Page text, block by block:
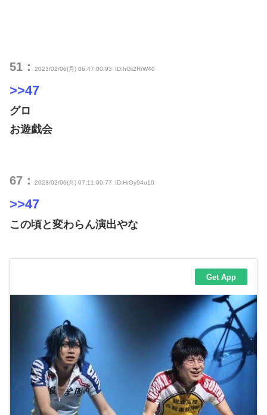
51： 2023/02/06(月) 06:47:00.93 ID:hGt2RrW40
>>47
グロ
お遊戯会
67： 2023/02/06(月) 07:11:00.77 ID:HrOy94u10
>>47
この頃と変わらん演出やな